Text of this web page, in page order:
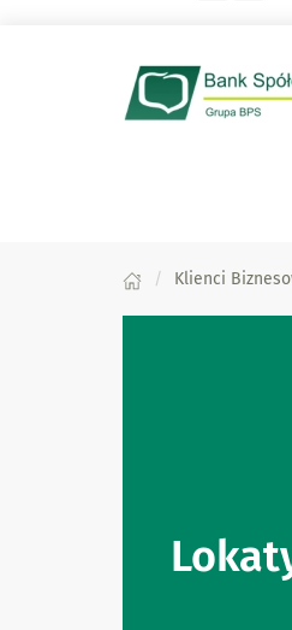
Klienci